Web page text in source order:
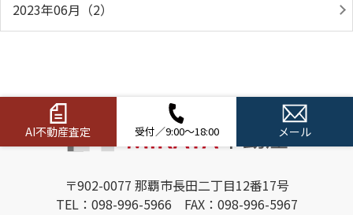
2023年06月（2）
AI不動産査定 受付／9:00～18:00 メール
〒902-0077 那覇市長田二丁目12番17号
TEL：098-996-5966 FAX：098-996-5967